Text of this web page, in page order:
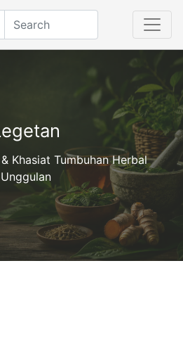
Khasiat Tumbuhan Herbal
Unggulan